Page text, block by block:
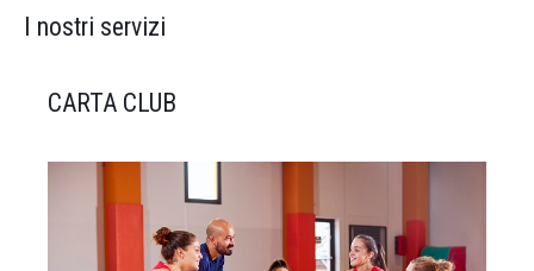
I nostri servizi
CARTA CLUB